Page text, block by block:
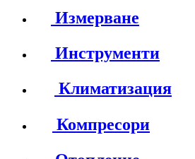
Измерване
Инструменти
Климатизация
Компресори